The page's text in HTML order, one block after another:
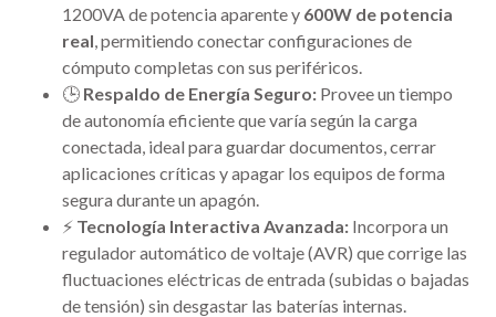
1200VA de potencia aparente y 600W de potencia
real, permitiendo conectar configuraciones de
cómputo completas con sus periféricos.
🕒 Respaldo de Energía Seguro: Provee un tiempo
de autonomía eficiente que varía según la carga
conectada, ideal para guardar documentos, cerrar
aplicaciones críticas y apagar los equipos de forma
segura durante un apagón.
⚡ Tecnología Interactiva Avanzada: Incorpora un
regulador automático de voltaje (AVR) que corrige las
fluctuaciones eléctricas de entrada (subidas o bajadas
de tensión) sin desgastar las baterías internas.